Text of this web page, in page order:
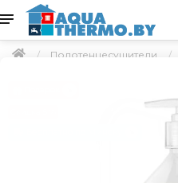
Полотенцесушители